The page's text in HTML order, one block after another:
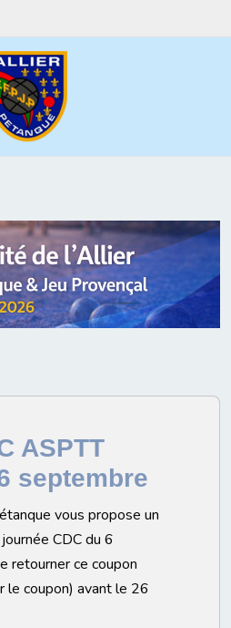
ASPTT
septembre
vous propose un
CDC du 6
retourner ce coupon
le coupon) avant le 26